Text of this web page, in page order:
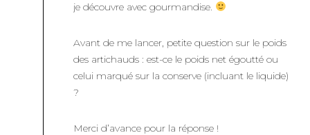
je découvre avec gourmandise.
Avant de me lancer, petite question sur le poids
des artichauds : est-ce le poids net égoutté ou
celui marqué sur la conserve (incluant le liquide)
?
Merci d’avance pour la réponse !